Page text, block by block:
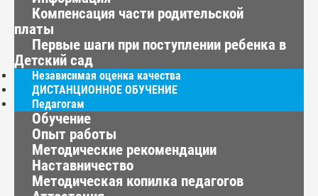
Компенсация части родительской
платы
Первые шаги при поступлении ребенка в
Детский сад
Независимая оценка качества
ДИСТАНЦИОННОЕ ОБУЧЕНИЕ
Педагогам
Обучение
Опыт работы
Методические рекомендации
Наставничество
Методическая копилка педагогов